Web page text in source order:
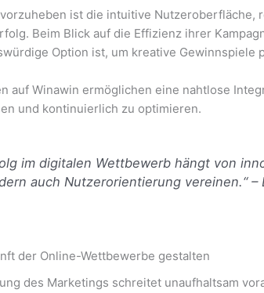
ist die intuitive Nutzeroberfläche,
Beim Blick auf die Effizienz ihrer
Option ist, um kreative Gewinnspiele
auf Winawin ermöglichen eine nahtlose
und kontinuierlich zu optimieren.
im digitalen Wettbewerb hängt von
auch Nutzerorientierung vereinen.“ –
der Online-Wettbewerbe gestalten
des Marketings schreitet unaufhaltsam